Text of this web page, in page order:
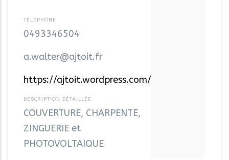
0493346504
a.walter@ajtoit.fr
https://ajtoit.wordpress.com/
COUVERTURE, CHARPENTE,
ZINGUERIE et
PHOTOVOLTAIQUE